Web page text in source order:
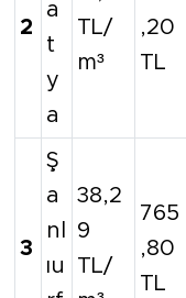
2
a
t
y
a
TL/
m³
,20
TL
3
Ş
a
nl
ıu
38,2
9
TL/
765
,80
TL